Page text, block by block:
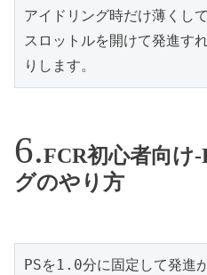
アイドリング時だけ薄くし
スロットルを開けて発進す
りします。
FCR初心者向け
グのやり方
PSを1.0分に固定して発進